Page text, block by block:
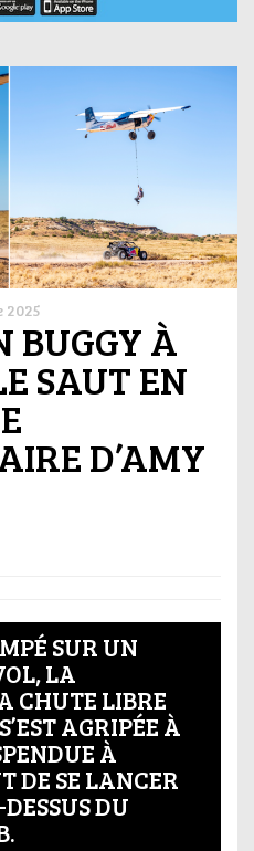
2025
BUGGY À
SAUT EN
D’AMY
SUR UN
LA
CHUTE LIBRE
AGRIPÉE À
À
DE SE LANCER
DU